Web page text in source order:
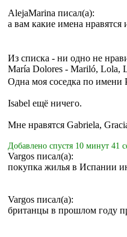
AlejaMarina писал(а):
а вам какие имена нравятся
Из списка - ни одно не
María Dolores - Mariló, Lola,
Одна моя соседка по имени
Isabel ещё ничего.
Мне нравятся Gabriela,
Добавлено спустя 10 минут 41
Vargos писал(а):
покупка жилья в Испании
Vargos писал(а):
британцы в прошлом году